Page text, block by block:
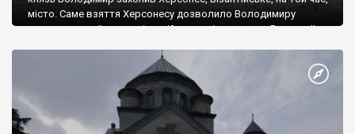
місто. Саме взяття Херсонесу дозволило Володимиру
диктувати свої умови візантійському імператору Василю ІІ, та
Херсонесі Володимир-язичник, став Василем-християнином.
А потім було Хрещення Русі. На честь Херсонесу Таврійського